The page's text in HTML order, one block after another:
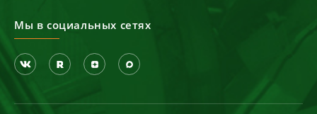
Мы в социальных сетях